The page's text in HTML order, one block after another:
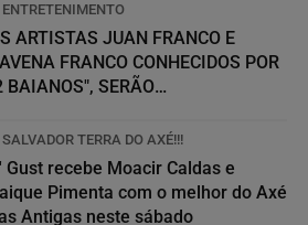
ENTRETENIMENTO
ARTISTAS JUAN FRANCO E
FRANCO CONHECIDOS POR
BAIANOS", SERÃO
SALVADOR TERRA DO AXÉ!!!
Gust recebe Moacir Caldas e
Pimenta com o melhor do Axé
Antigas neste sábado